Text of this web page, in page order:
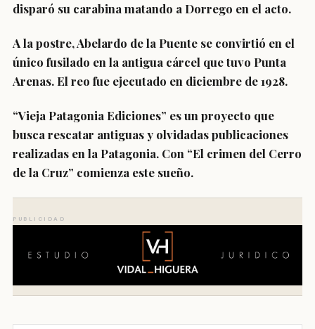
disparó su carabina matando a Dorrego en el acto.
A la postre, Abelardo de la Puente se convirtió en el
único fusilado en la antigua cárcel que tuvo Punta
Arenas. El reo fue ejecutado en diciembre de 1928.
“Vieja Patagonia Ediciones” es un proyecto que
busca rescatar antiguas y olvidadas publicaciones
realizadas en la Patagonia. Con “El crimen del Cerro
de la Cruz” comienza este sueño.
PUBLICIDAD